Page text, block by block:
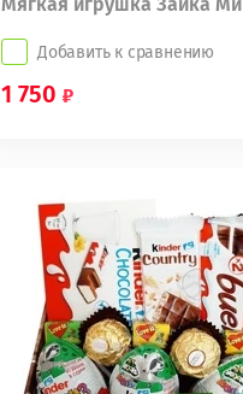
Добавить к сравнению
1 750